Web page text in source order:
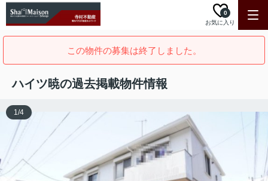
お気に入り
0
この物件の募集は終了しました。
ハイツ暁の過去掲載物件情報
1/4